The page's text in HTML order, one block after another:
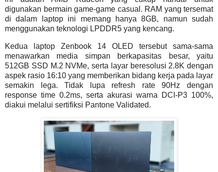
digunakan bermain game-game casual. RAM yang tersemat
di dalam laptop ini memang hanya 8GB, namun sudah
menggunakan teknologi LPDDR5 yang kencang.
Kedua laptop Zenbook 14 OLED tersebut sama-sama
menawarkan media simpan berkapasitas besar, yaitu
512GB SSD M.2 NVMe, serta layar beresolusi 2.8K dengan
aspek rasio 16:10 yang memberikan bidang kerja pada layar
semakin lega. Tidak lupa refresh rate 90Hz dengan
response time 0.2ms, serta akurasi warna DCI-P3 100%,
diakui melalui sertifiksi Pantone Validated.